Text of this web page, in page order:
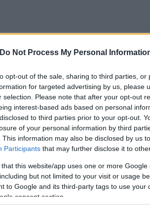
Do Not Process My Personal
opt-out of the sale, sharing to third parties,
for targeted advertising by us, please
selection. Please note that after your opt-out
interest-based ads based on personal
to third parties prior to your opt-out.
of your personal information by third
This information may also be disclosed by us
Participants that may further disclose it to
that this website/app uses one or more
but not limited to your visit or usage
to Google and its third-party tags to use your
consent section.
11 Αυγούστου στο πλαίσιο
μετά από σχεδόν μισό αιώνα,
θα πραγματοποιηθεί
υπηρεσία Roscosmos.